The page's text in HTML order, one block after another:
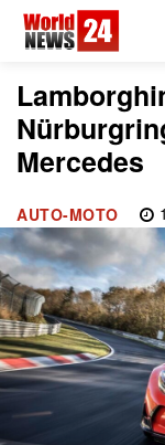
Mercedes
AUTO-MOTO 1